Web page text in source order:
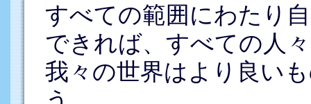
すべての範囲にわたり
できれば、すべての人
我々の世界はより良い